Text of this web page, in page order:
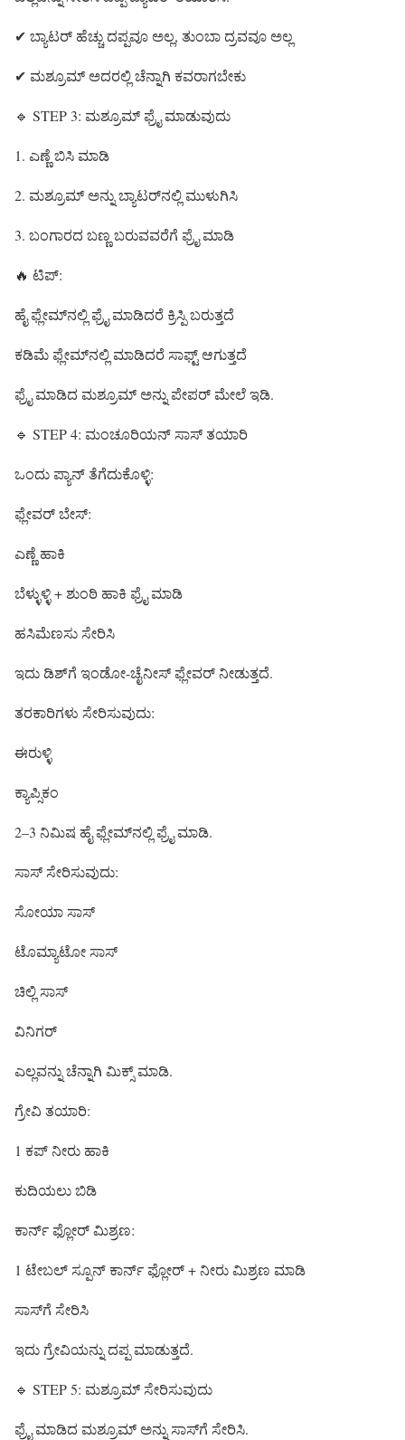
✔ ಬ್ಯಾಟರ್ ಹೆಚ್ಚು ದಪ್ಪವೂ ಅಲ್ಲ, ತುಂಬಾ ದ್ರವವೂ ಅಲ್ಲ
✔ ಮಶ್ರೂಮ್ ಅದರಲ್ಲಿ ಚೆನ್ನಾಗಿ ಕವರಾಗಬೇಕು
🔹 STEP 3: ಮಶ್ರೂಮ್ ಫ್ರೈ ಮಾಡುವುದು
1. ಎಣ್ಣೆ ಬಿಸಿ ಮಾಡಿ
2. ಮಶ್ರೂಮ್ ಅನ್ನು ಬ್ಯಾಟರ್‌ನಲ್ಲಿ ಮುಳುಗಿಸಿ
3. ಬಂಗಾರದ ಬಣ್ಣ ಬರುವವರೆಗೆ ಫ್ರೈ ಮಾಡಿ
🔥 ಟಿಪ್:
ಹೈ ಫ್ಲೇಮ್‌ನಲ್ಲಿ ಫ್ರೈ ಮಾಡಿದರೆ ಕ್ರಿಸ್ಪಿ ಬರುತ್ತದೆ
ಕಡಿಮೆ ಫ್ಲೇಮ್‌ನಲ್ಲಿ ಮಾಡಿದರೆ ಸಾಫ್ಟ್ ಆಗುತ್ತದೆ
ಫ್ರೈ ಮಾಡಿದ ಮಶ್ರೂಮ್ ಅನ್ನು ಪೇಪರ್ ಮೇಲೆ ಇಡಿ.
🔹 STEP 4: ಮಂಚೂರಿಯನ್ ಸಾಸ್ ತಯಾರಿ
ಒಂದು ಪ್ಯಾನ್ ತೆಗೆದುಕೊಳ್ಳಿ:
ಫ್ಲೇವರ್ ಬೇಸ್:
ಎಣ್ಣೆ ಹಾಕಿ
ಬೆಳ್ಳುಳ್ಳಿ + ಶುಂಠಿ ಹಾಕಿ ಫ್ರೈ ಮಾಡಿ
ಹಸಿಮೆಣಸು ಸೇರಿಸಿ
ಇದು ಡಿಶ್‌ಗೆ ಇಂಡೋ-ಚೈನೀಸ್ ಫ್ಲೇವರ್ ನೀಡುತ್ತದೆ.
ತರಕಾರಿಗಳು ಸೇರಿಸುವುದು:
ಈರುಳ್ಳಿ
ಕ್ಯಾಪ್ಸಿಕಂ
2–3 ನಿಮಿಷ ಹೈ ಫ್ಲೇಮ್‌ನಲ್ಲಿ ಫ್ರೈ ಮಾಡಿ.
ಸಾಸ್ ಸೇರಿಸುವುದು:
ಸೋಯಾ ಸಾಸ್
ಟೊಮ್ಯಾಟೋ ಸಾಸ್
ಚಿಲ್ಲಿ ಸಾಸ್
ವಿನಿಗರ್
ಎಲ್ಲವನ್ನು ಚೆನ್ನಾಗಿ ಮಿಕ್ಸ್ ಮಾಡಿ.
ಗ್ರೇವಿ ತಯಾರಿ:
1 ಕಪ್ ನೀರು ಹಾಕಿ
ಕುದಿಯಲು ಬಿಡಿ
ಕಾರ್ನ್ ಫ್ಲೋರ್ ಮಿಶ್ರಣ:
1 ಟೇಬಲ್ ಸ್ಪೂನ್ ಕಾರ್ನ್ ಫ್ಲೋರ್ + ನೀರು ಮಿಶ್ರಣ ಮಾಡಿ
ಸಾಸ್‌ಗೆ ಸೇರಿಸಿ
ಇದು ಗ್ರೇವಿಯನ್ನು ದಪ್ಪ ಮಾಡುತ್ತದೆ.
🔹 STEP 5: ಮಶ್ರೂಮ್ ಸೇರಿಸುವುದು
ಫ್ರೈ ಮಾಡಿದ ಮಶ್ರೂಮ್ ಅನ್ನು ಸಾಸ್‌ಗೆ ಸೇರಿಸಿ.